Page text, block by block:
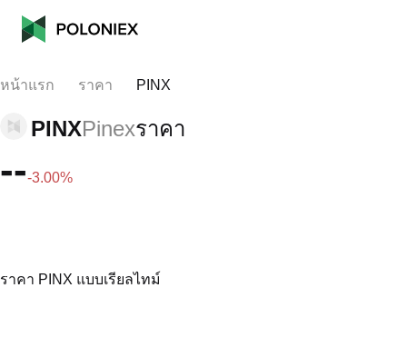
หน้าแรก ราคา PINX
PINXPinexราคา
---3.00%
ราคา PINX แบบเรียลไทม์